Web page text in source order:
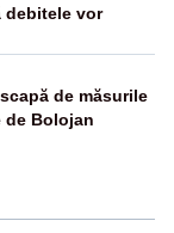
debitele vor
de măsurile
de Bolojan